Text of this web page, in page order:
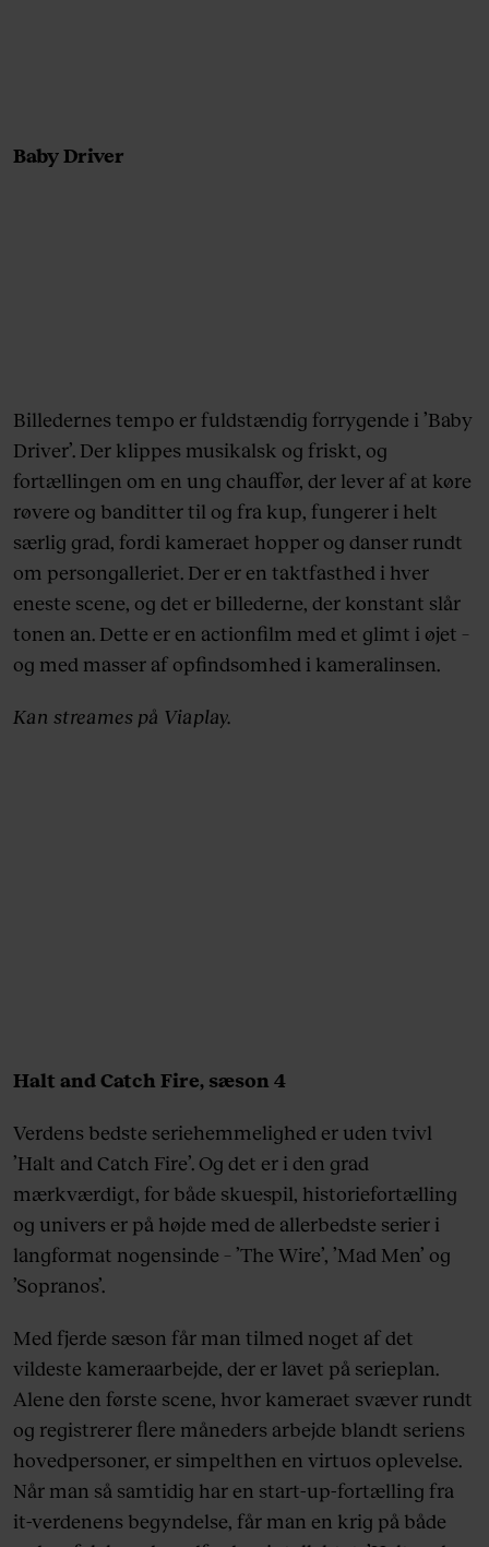
Baby Driver
Billedernes tempo er fuldstændig forrygende i ’Baby
Driver’. Der klippes musikalsk og friskt, og
fortællingen om en ung chauffør, der lever af at køre
røvere og banditter til og fra kup, fungerer i helt
særlig grad, fordi kameraet hopper og danser rundt
om persongalleriet. Der er en taktfasthed i hver
eneste scene, og det er billederne, der konstant slår
tonen an. Dette er en actionfilm med et glimt i øjet –
og med masser af opfindsomhed i kameralinsen.
Kan streames på Viaplay.
Halt and Catch Fire, sæson 4
Verdens bedste seriehemmelighed er uden tvivl
’Halt and Catch Fire’. Og det er i den grad
mærkværdigt, for både skuespil, historiefortælling
og univers er på højde med de allerbedste serier i
langformat nogensinde – ’The Wire’, ’Mad Men’ og
’Sopranos’.
Med fjerde sæson får man tilmed noget af det
vildeste kameraarbejde, der er lavet på serieplan.
Alene den første scene, hvor kameraet svæver rundt
og registrerer flere måneders arbejde blandt seriens
hovedpersoner, er simpelthen en virtuos oplevelse.
Når man så samtidig har en start-up-fortælling fra
it-verdenens begyndelse, får man en krig på både